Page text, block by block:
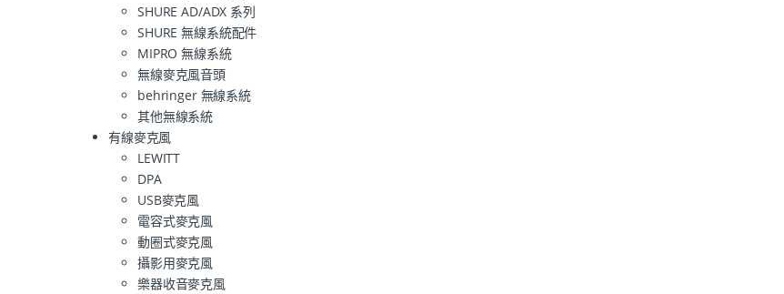
SHURE AD/ADX 系列
SHURE 無線系統配件
MIPRO 無線系統
無線麥克風音頭
behringer 無線系統
其他無線系統
有線麥克風
LEWITT
DPA
USB麥克風
電容式麥克風
動圈式麥克風
攝影用麥克風
樂器收音麥克風